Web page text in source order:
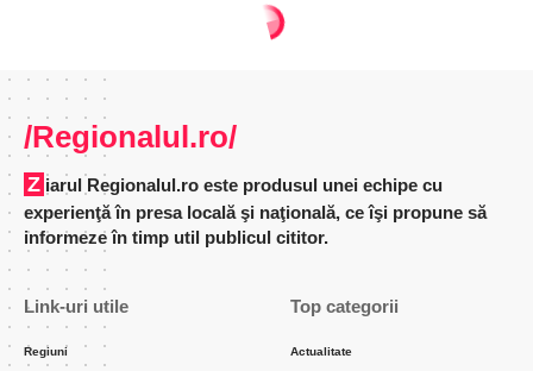
CLINCENI
Actualitate
Rezultate alegeri prezindențiale,
turul 1 – comune din județul Ilfov
(1)
Popescu Carmen
noiembrie 27, 2024
Incarcat 2024/11/27 at 3:17 PM
Distribuie